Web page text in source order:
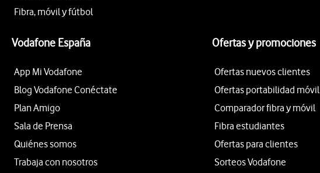
Fibra, móvil y fútbol
Vodafone España
App Mi Vodafone
Blog Vodafone Conéctate
Plan Amigo
Sala de Prensa
Quiénes somos
Trabaja con nosotros
Ofertas y promociones
Ofertas nuevos clientes
Ofertas portabilidad móvil
Comparador fibra y móvil
Fibra estudiantes
Ofertas para clientes
Sorteos Vodafone